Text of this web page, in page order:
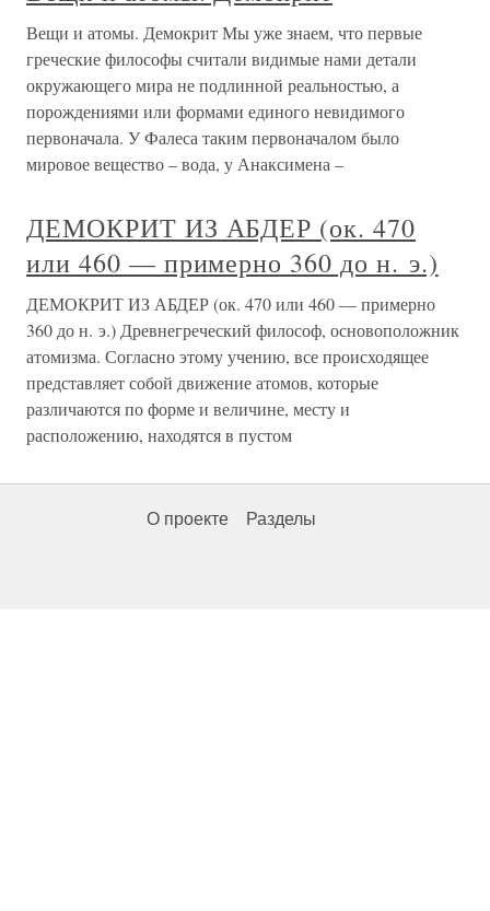
Вещи и атомы. Демокрит Мы уже знаем, что первые
греческие философы считали видимые нами детали
окружающего мира не подлинной реальностью, а
порождениями или формами единого невидимого
первоначала. У Фалеса таким первоначалом было
мировое вещество – вода, у Анаксимена –
ДЕМОКРИТ ИЗ АБДЕР (ок. 470
или 460 — примерно 360 до н. э.)
ДЕМОКРИТ ИЗ АБДЕР (ок. 470 или 460 — примерно
360 до н. э.) Древнегреческий философ, основоположник
атомизма. Согласно этому учению, все происходящее
представляет собой движение атомов, которые
различаются по форме и величине, месту и
расположению, находятся в пустом
О проекте Разделы